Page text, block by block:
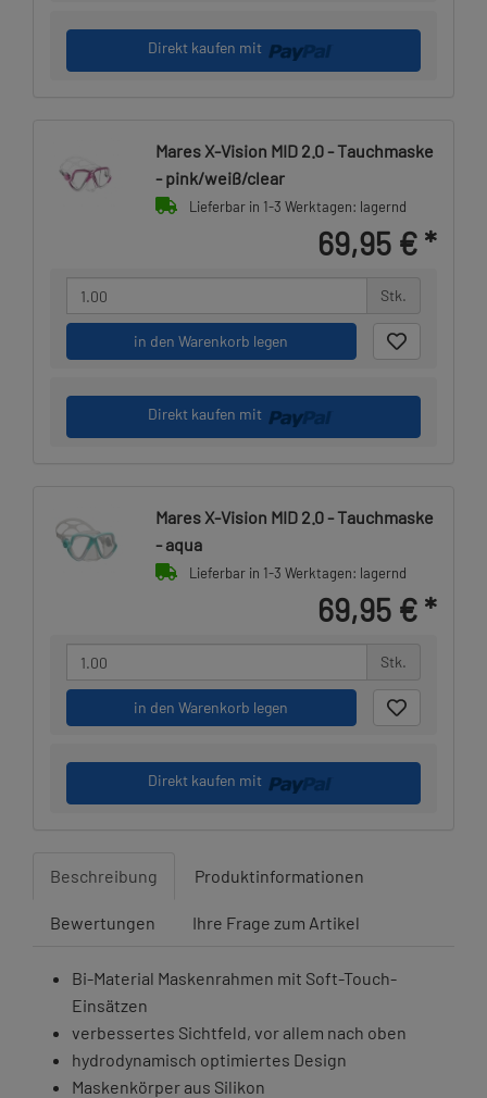
Direkt kaufen mit
Mares X-Vision MID 2.0 - Tauchmaske
- pink/weiß/clear
Lieferbar in 1-3 Werktagen: lagernd
69,95 € *
Stk.
in den Warenkorb legen
Direkt kaufen mit
Mares X-Vision MID 2.0 - Tauchmaske
- aqua
Lieferbar in 1-3 Werktagen: lagernd
69,95 € *
Stk.
in den Warenkorb legen
Direkt kaufen mit
Beschreibung Produktinformationen
Bewertungen Ihre Frage zum Artikel
Bi-Material Maskenrahmen mit Soft-Touch-
Einsätzen
verbessertes Sichtfeld, vor allem nach oben
hydrodynamisch optimiertes Design
Maskenkörper aus Silikon